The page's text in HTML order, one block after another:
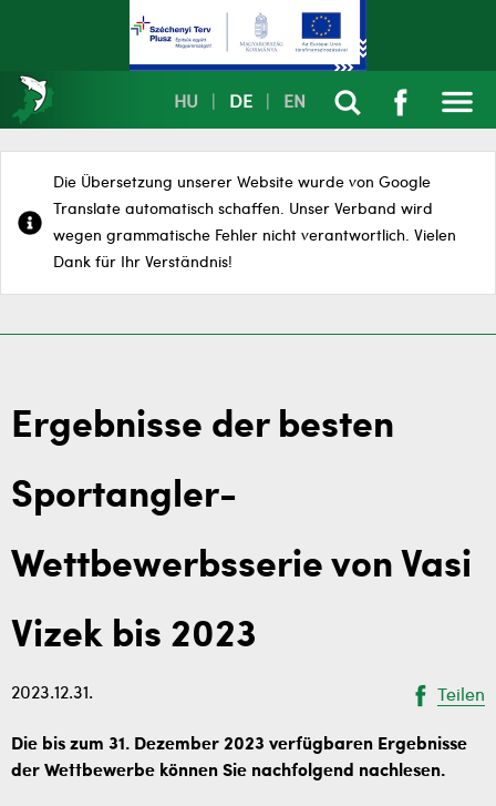
HU DE EN
Die Übersetzung unserer Website wurde von Google
Translate automatisch schaffen. Unser Verband wird
wegen grammatische Fehler nicht verantwortlich. Vielen
Dank für Ihr Verständnis!
Ergebnisse der besten
Sportangler-
Wettbewerbsserie von Vasi
Vizek bis 2023
2023.12.31. Teilen
Die bis zum 31. Dezember 2023 verfügbaren Ergebnisse
der Wettbewerbe können Sie nachfolgend nachlesen.